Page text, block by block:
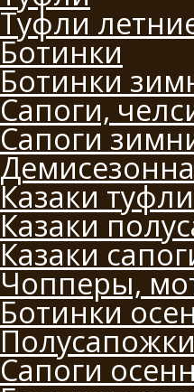
Туфли
Ботинки
Ботинки
Сапоги,
Сапоги
Казаки туфли
Казаки
Казаки
Чопперы,
Ботинки
Сапоги